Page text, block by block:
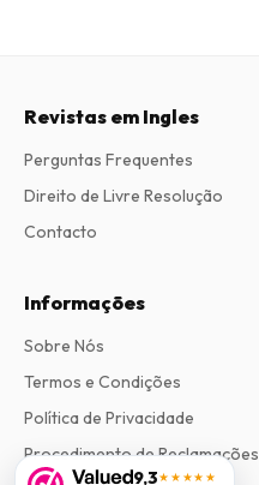
9,3★★★★★
Revistas em Ingles
Perguntas Frequentes
Direito de Livre Resolução
Contacto
Informações
Sobre Nós
Termos e Condições
Política de Privacidade
Procedimento de Reclamações